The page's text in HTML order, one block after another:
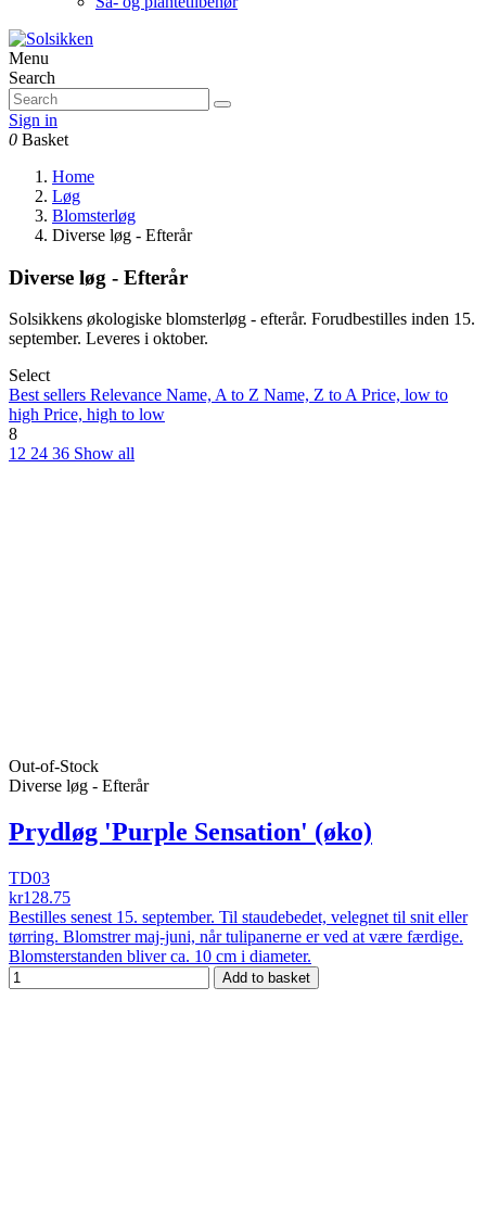
Menu
Search
Sign in
0 Basket
Home
Løg
Blomsterløg
Diverse løg - Efterår
Diverse løg - Efterår
Solsikkens økologiske blomsterløg - efterår. Forudbestilles inden 15.
september. Leveres i oktober.
Select
Best sellers Relevance Name, A to Z Name, Z to APrice, low to
high Price, high to low
8
12 24 36 Show all
Out-of-Stock
Diverse løg - Efterår
Prydløg 'Purple Sensation' (øko)
TD03
kr128.75
Bestilles senest 15. september. Til staudebedet, velegnet til snit eller
tørring. Blomstrer maj-juni, når tulipanerne er ved at være færdige.
Blomsterstanden bliver ca. 10 cm i diameter.
Add to basket